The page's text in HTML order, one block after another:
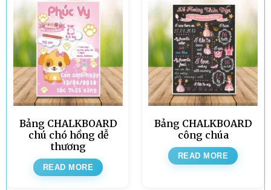
Bảng CHALKBOARD
chú chó hồng dễ
thương
READ MORE
Bảng CHALKBOARD
công chúa
READ MORE